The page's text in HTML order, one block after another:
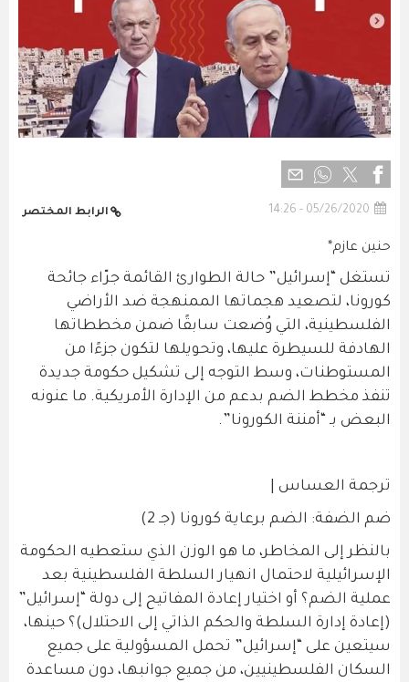
05/26/2020 - 14:26 الرابط المختصر
حنين عازم*
تستغل “إسرائيل” حالة الطوارئ القائمة جرّاء جائحة
كورونا، لتصعيد هجماتها الممنهجة ضد الأراضي
الفلسطينية، التي وُضعت سابقًا ضمن مخططاتها
الهادفة للسيطرة عليها، وتحويلها لتكون جزءًا من
المستوطنات، وسط التوجه إلى تشكيل حكومة جديدة
تنفذ مخطط الضم بدعم من الإدارة الأمريكية. ما عنونه
البعض بـ “أمننة الكورونا”.
ترجمة العساس |
ضم الضفة: الضم برعاية كورونا (جـ 2)
بالنظر إلى المخاطر، ما هو الوزن الذي ستعطيه الحكومة
الإسرائيلية لاحتمال انهيار السلطة الفلسطينية بعد
عملية الضم؟ أو اختيار إعادة المفاتيح إلى دولة “إسرائيل”
(إعادة إدارة السلطة والحكم الذاتي إلى الاحتلال)؟ حينها،
سيتعين على “إسرائيل” تحمل المسؤولية على جميع
السكان الفلسطينيين، من جميع جوانبها، دون مساعدة